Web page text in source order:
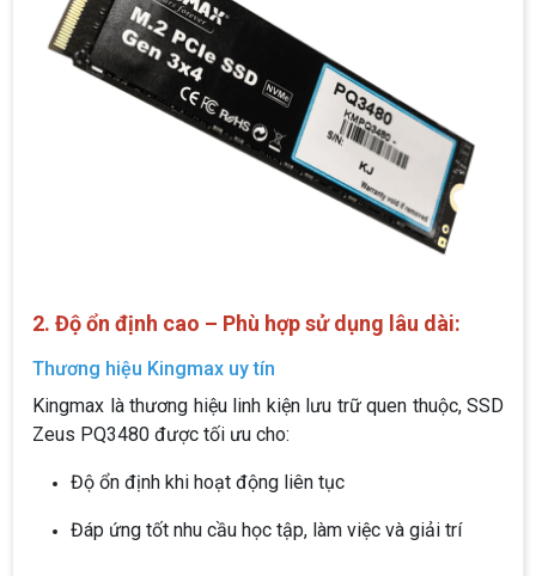
2. Độ ổn định cao – Phù hợp sử dụng lâu dài:
Thương hiệu Kingmax uy tín
Kingmax là thương hiệu linh kiện lưu trữ quen thuộc, SSD
Zeus PQ3480 được tối ưu cho:
Độ ổn định khi hoạt động liên tục
Đáp ứng tốt nhu cầu học tập, làm việc và giải trí